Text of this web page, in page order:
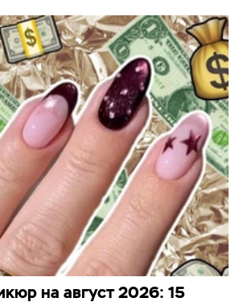
на август 2026: 15